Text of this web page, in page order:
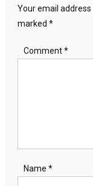
Your email address
marked *
Comment*
Name *